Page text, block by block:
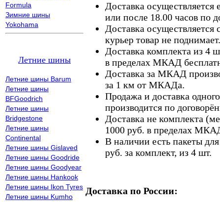
Formula
Зимние шины
Yokohama
Летние шины
Летние шины Barum
Летние шины
BFGoodrich
Летние шины
Bridgestone
Летние шины
Continental
Летние шины Gislaved
Летние шины Goodride
Летние шины Goodyear
Летние шины Hankook
Летние шины Ikon Tyres
Летние шины Kumho
Доставка осуществляется
или после 18.00 часов по
Доставка осуществляется
курьер товар не поднимает.
Доставка комплекта из 4
в пределах МКАД
Доставка за МКАД
за 1 км от МКАДа.
Продажа и доставка
производится по
Доставка не комплекта
1000 руб. в пределах
В наличии есть пакеты
руб. за комплект, из 4 шт.
Доставка по России: